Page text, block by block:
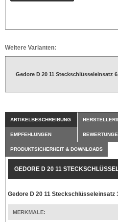
Weitere Varianten:
Gedore D 20 11 Steckschlüsseleinsatz
ARTIKELBESCHREIBUNG
EMPFEHLUNGEN
PRODUKTSICHERHEIT & DOWNLOADS
GEDORE D 20 11
Gedore D 20 11 Steckschlüsseleinsatz
MERKMALE: